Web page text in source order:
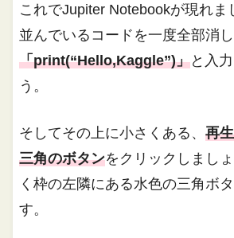
これでJupiter Notebookが現れま
並んでいるコードを一度全部消し
「print(“Hello,Kaggle”)」と入
う。
そしてその上に小さくある、再
三角のボタンをクリックしまし
く枠の左隣にある水色の三角ボ
す。